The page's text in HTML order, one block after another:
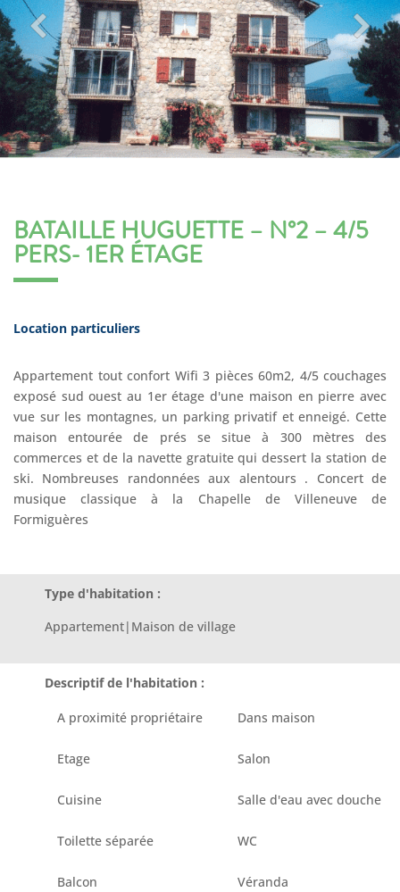
BATAILLE HUGUETTE – N°2 – 4/5
PERS- 1ER ÉTAGE
Location particuliers
Appartement tout confort Wifi 3 pièces 60m2, 4/5 couchages
exposé sud ouest au 1er étage d'une maison en pierre avec
vue sur les montagnes, un parking privatif et enneigé. Cette
maison entourée de prés se situe à 300 mètres des
commerces et de la navette gratuite qui dessert la station de
ski. Nombreuses randonnées aux alentours . Concert de
musique classique à la Chapelle de Villeneuve de
Formiguères
Type d'habitation :
Appartement|Maison de village
Descriptif de l'habitation :
A proximité propriétaire Dans maison
Etage Salon
Cuisine Salle d'eau avec douche
Toilette séparée WC
Balcon Véranda